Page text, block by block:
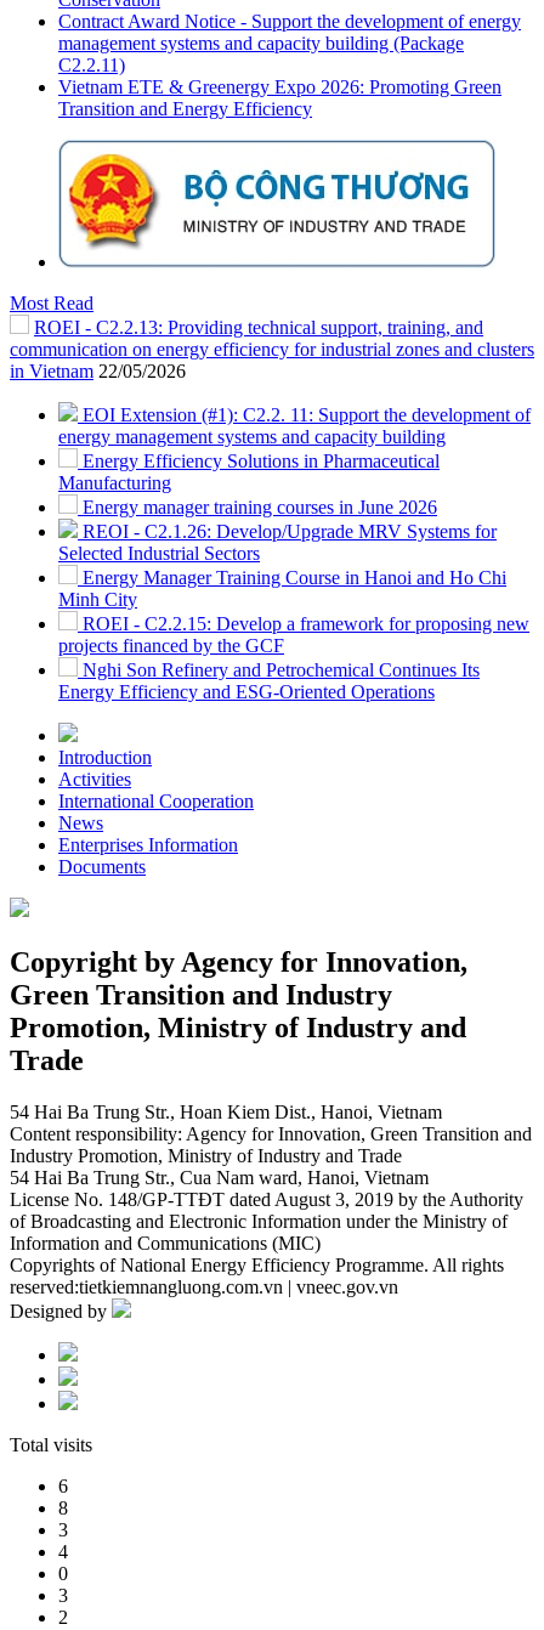
Contract Award Notice - Support the development of energy
management systems and capacity building (Package
C2.2.11)
Vietnam ETE & Greenergy Expo 2026: Promoting Green
Transition and Energy Efficiency
Most Read
ROEI - C2.2.13: Providing technical support, training, and
communication on energy efficiency for industrial zones and clusters
in Vietnam 22/05/2026
EOI Extension (#1): C2.2. 11: Support the development of
energy management systems and capacity building
Energy Efficiency Solutions in Pharmaceutical
Manufacturing
Energy manager training courses in June 2026
REOI - C2.1.26: Develop/Upgrade MRV Systems for
Selected Industrial Sectors
Energy Manager Training Course in Hanoi and Ho Chi
Minh City
ROEI - C2.2.15: Develop a framework for proposing new
projects financed by the GCF
Nghi Son Refinery and Petrochemical Continues Its
Energy Efficiency and ESG-Oriented Operations
Introduction
Activities
International Cooperation
News
Enterprises Information
Documents
Copyright by Agency for Innovation,
Green Transition and Industry
Promotion, Ministry of Industry and
Trade
54 Hai Ba Trung Str., Hoan Kiem Dist., Hanoi, Vietnam
Content responsibility: Agency for Innovation, Green Transition and
Industry Promotion, Ministry of Industry and Trade
54 Hai Ba Trung Str., Cua Nam ward, Hanoi, Vietnam
License No. 148/GP-TTĐT dated August 3, 2019 by the Authority
of Broadcasting and Electronic Information under the Ministry of
Information and Communications (MIC)
Copyrights of National Energy Efficiency Programme. All rights
reserved:tietkiemnangluong.com.vn | vneec.gov.vn
Designed by
Total visits
6
8
3
4
0
3
2